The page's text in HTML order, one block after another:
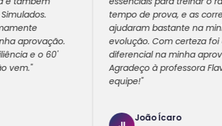
tempo de prova, e as correções
ajudaram bastante na minha
evolução. Com certeza foi um
diferencial na minha aprovação.
Agradeço à professora Flavia Bahia e
João Ícaro